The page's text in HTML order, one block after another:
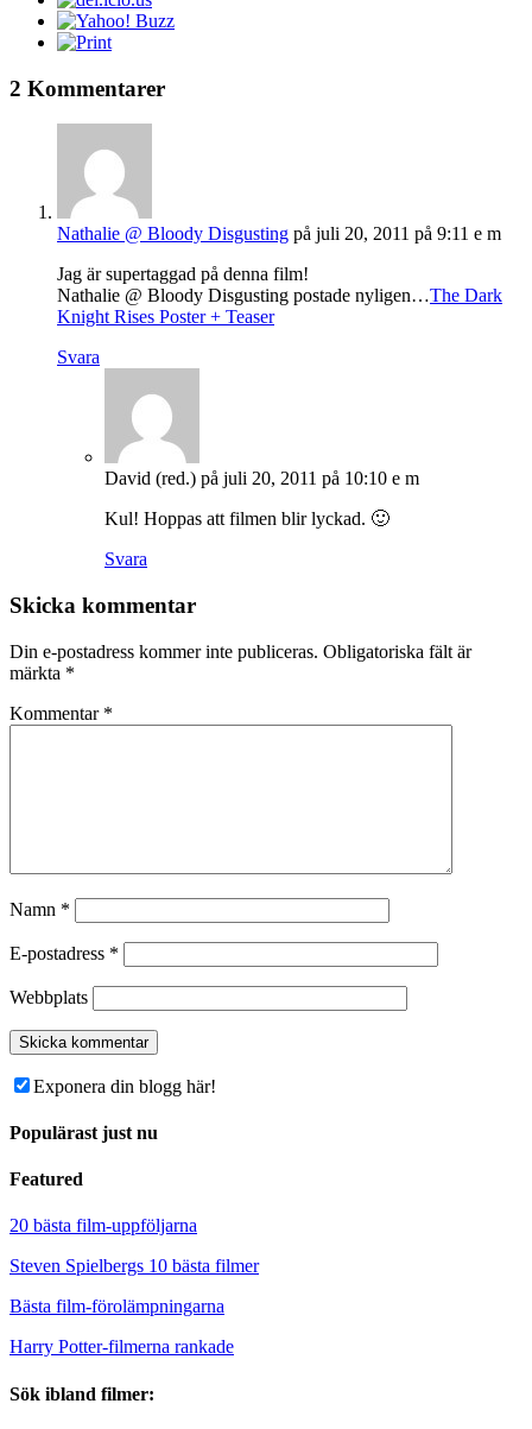
2 Kommentarer
Nathalie @ Bloody Disgusting på juli 20, 2011 på 9:11 e m
Jag är supertaggad på denna film!
Nathalie @ Bloody Disgusting postade nyligen…The Dark
Knight Rises Poster + Teaser
Svara
David (red.) på juli 20, 2011 på 10:10 e m
Kul! Hoppas att filmen blir lyckad. 🙂
Svara
Skicka kommentar
Din e-postadress kommer inte publiceras. Obligatoriska fält är
märkta *
Kommentar *
Namn *
E-postadress *
Webbplats
Exponera din blogg här!
Populärast just nu
Featured
20 bästa film-uppföljarna
Steven Spielbergs 10 bästa filmer
Bästa film-förolämpningarna
Harry Potter-filmerna rankade
Sök ibland filmer: